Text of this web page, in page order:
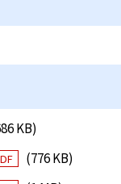
KB)
(776 KB)